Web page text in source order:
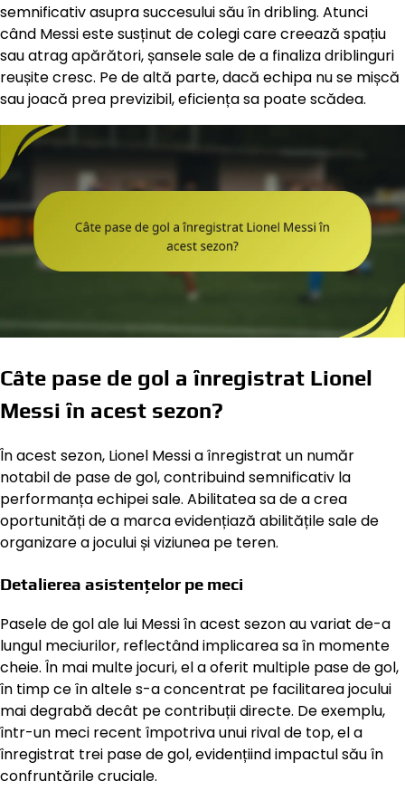
semnificativ asupra succesului său în dribling. Atunci
când Messi este susținut de colegi care creează spațiu
sau atrag apărători, șansele sale de a finaliza driblinguri
reușite cresc. Pe de altă parte, dacă echipa nu se mișcă
sau joacă prea previzibil, eficiența sa poate scădea.
Câte pase de gol a înregistrat Lionel
Messi în acest sezon?
În acest sezon, Lionel Messi a înregistrat un număr
notabil de pase de gol, contribuind semnificativ la
performanța echipei sale. Abilitatea sa de a crea
oportunități de a marca evidențiază abilitățile sale de
organizare a jocului și viziunea pe teren.
Detalierea asistențelor pe meci
Pasele de gol ale lui Messi în acest sezon au variat de-a
lungul meciurilor, reflectând implicarea sa în momente
cheie. În mai multe jocuri, el a oferit multiple pase de gol,
în timp ce în altele s-a concentrat pe facilitarea jocului
mai degrabă decât pe contribuții directe. De exemplu,
într-un meci recent împotriva unui rival de top, el a
înregistrat trei pase de gol, evidențiind impactul său în
confruntările cruciale.